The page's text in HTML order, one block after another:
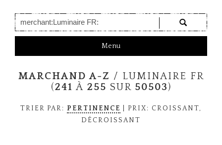
T
o
g
l
n
a
v
Menu
MARCHAND A-Z / LUMINAIRE FR
(241 À 255 SUR 50503)
TRIER PAR: PERTINENCE | PRIX: CROISSANT,
DÉCROISSANT